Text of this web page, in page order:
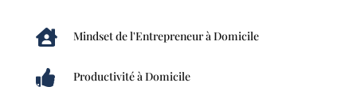
 Mindset de l'Entrepreneur à Domicile
 Productivité à Domicile